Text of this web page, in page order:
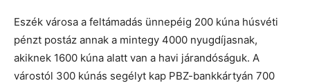
Eszék városa a feltámadás ünnepéig 200 kúna húsvéti
pénzt postáz annak a mintegy 4000 nyugdíjasnak,
akiknek 1600 kúna alatt van a havi járandóságuk. A
várostól 300 kúnás segélyt kap PBZ-bankkártyán 700